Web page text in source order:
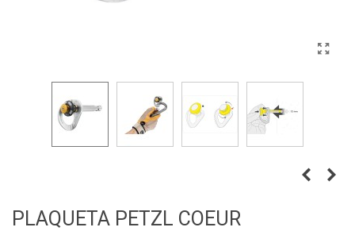
PLAQUETA PETZL COEUR